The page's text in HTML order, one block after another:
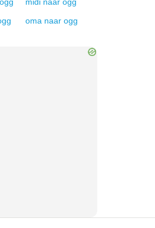
ogg midi naar ogg
oma naar ogg